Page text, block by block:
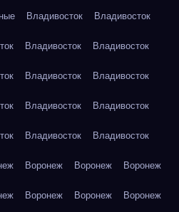
Владивосток Владивосток
Владивосток Владивосток
Владивосток Владивосток
Владивосток Владивосток
Владивосток Владивосток
Воронеж Воронеж Воронеж
Воронеж Воронеж Воронеж